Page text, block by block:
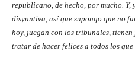
republicano, de hecho, por mucho. Y,
disyuntiva, así que supongo que no
hoy, juegan con los tribunales, tienen
tratar de hacer felices a todos los